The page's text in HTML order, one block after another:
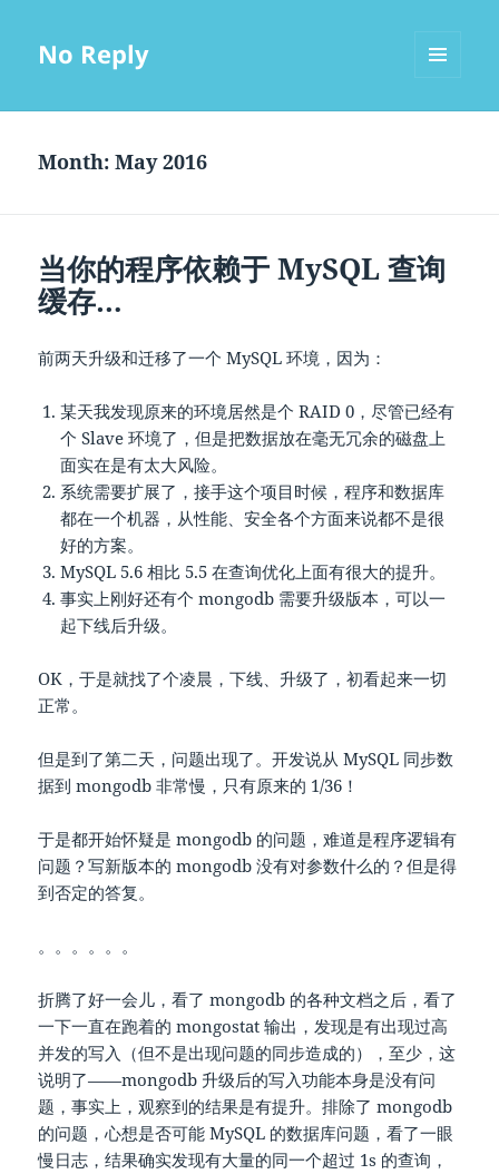
No Reply
Month:May 2016
当你的程序依赖于 MySQL 查询
缓存…
前两天升级和迁移了一个 MySQL 环境，因为：
某天我发现原来的环境居然是个 RAID 0，尽管已经有
个 Slave 环境了，但是把数据放在毫无冗余的磁盘上
面实在是有太大风险。
系统需要扩展了，接手这个项目时候，程序和数据库
都在一个机器，从性能、安全各个方面来说都不是很
好的方案。
MySQL 5.6 相比 5.5 在查询优化上面有很大的提升。
事实上刚好还有个 mongodb 需要升级版本，可以一
起下线后升级。
OK，于是就找了个凌晨，下线、升级了，初看起来一切
正常。
但是到了第二天，问题出现了。开发说从 MySQL 同步数
据到 mongodb 非常慢，只有原来的 1/36！
于是都开始怀疑是 mongodb 的问题，难道是程序逻辑有
问题？写新版本的 mongodb 没有对参数什么的？但是得
到否定的答复。
。。。。。。
折腾了好一会儿，看了 mongodb 的各种文档之后，看了
一下一直在跑着的 mongostat 输出，发现是有出现过高
并发的写入（但不是出现问题的同步造成的），至少，这
说明了——mongodb 升级后的写入功能本身是没有问
题，事实上，观察到的结果是有提升。排除了 mongodb
的问题，心想是否可能 MySQL 的数据库问题，看了一眼
慢日志，结果确实发现有大量的同一个超过 1s 的查询，